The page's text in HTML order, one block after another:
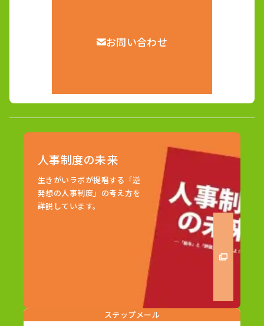
お問い合わせ
人事制度の未来
生きがいラボが提唱する「逆
発想の人事制度」の考え方を
詳説しています。
ステップメール